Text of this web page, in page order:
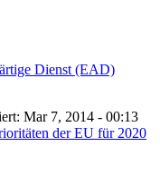
Dienst (EAD)
Mar 7, 2014 - 00:13
der EU für 2020